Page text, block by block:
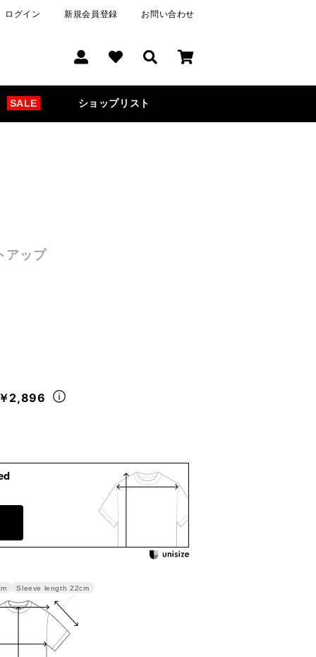
ログイン 新規会員登録 お問い合わせ
SALE ショップリスト
アップ
2,896
Sleeve length 22cm